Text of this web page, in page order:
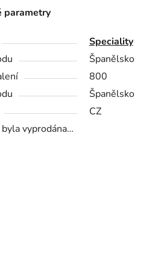
parametry
Speciality
Španělsko
800
Španělsko
CZ
vyprodána…